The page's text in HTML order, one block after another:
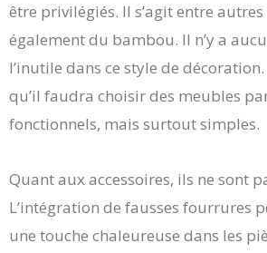
être privilégiés. Il s’agit entre
également du bambou. Il n’y a
l’inutile dans ce style de décoration.
qu’il faudra choisir des meubles
fonctionnels, mais surtout simples.
Quant aux accessoires, ils ne sont
L’intégration de fausses fourrures
une touche chaleureuse dans les